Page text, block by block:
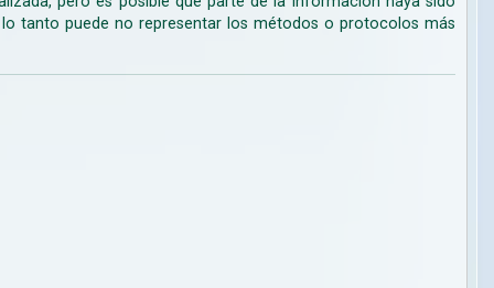
tanto puede no representar los métodos o protocolos más